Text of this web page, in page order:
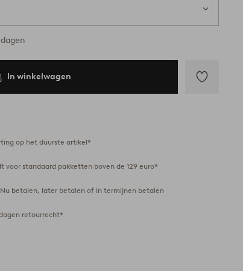
In winkelwagen
op het duurste artikel*
voor standaard pakketten boven de 129 euro*
Nu betalen, later betalen of in termijnen betalen
retourrecht*